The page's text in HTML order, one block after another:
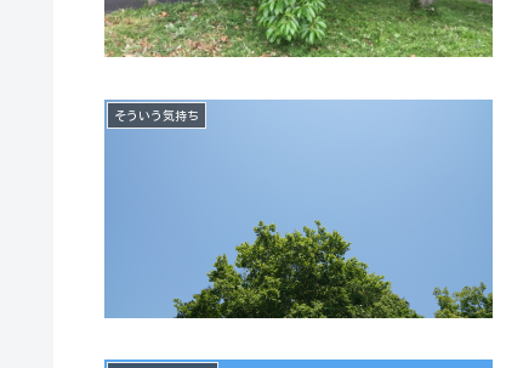
そういう気持ち